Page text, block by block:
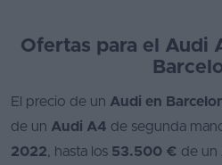
Ofertas para el Audi
El precio de un Audi en
de un Audi A4 de segunda
2022, hasta los 53.500 € de un